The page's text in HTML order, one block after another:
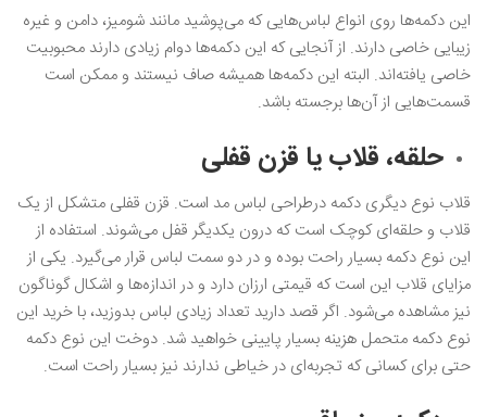
این دکمه‌ها روی انواع لباس‌هایی که می‌پوشید مانند شومیز، دامن و غیره
زیبایی خاصی دارند. از آنجایی که این دکمه‌ها دوام زیادی دارند محبوبیت
خاصی یافته‌اند. البته این دکمه‌ها همیشه صاف نیستند و ممکن است
قسمت‌هایی از آن‌ها برجسته باشد.
حلقه، قلاب یا قزن قفلی
قلاب نوع دیگری دکمه درطراحی لباس مد است. قزن قفلی متشکل از یک
قلاب و حلقه‌ای کوچک است که درون یکدیگر قفل می‌شوند. استفاده از
این نوع دکمه بسیار راحت بوده و در دو سمت لباس قرار می‌گیرد. یکی از
مزایای قلاب این است که قیمتی ارزان دارد و در اندازه‌ها و اشکال گوناگون
نیز مشاهده می‌شود. اگر قصد دارید تعداد زیادی لباس بدوزید، با خرید این
نوع دکمه متحمل هزینه بسیار پایینی خواهید شد. دوخت این نوع دکمه
حتی برای کسانی که تجربه‌ای در خیاطی ندارند نیز بسیار راحت است.